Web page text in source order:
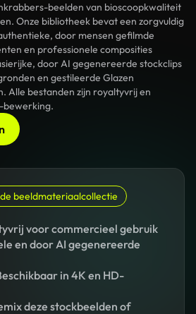
beelden van bioscoopkwaliteit
Onze bibliotheek bevat een zorgvuldig
door mensen gefilmde
en professionele composities
door AI gegenereerde stockclips
en gestileerde Glazen
Alle bestanden zijn royaltyvrij en
bewerking.
beeldmateriaalcollectie
voor commercieel gebruik
en door AI gegenereerde
in 4K en HD-
deze stockbeelden of